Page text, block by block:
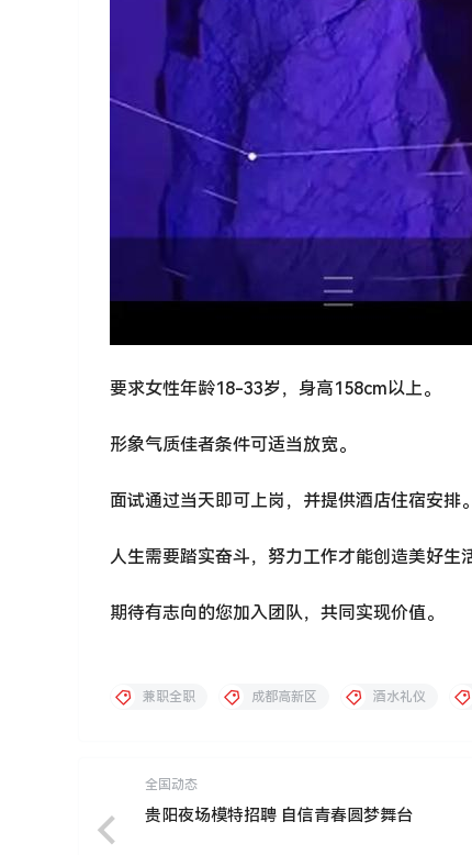
要求女性年龄18-33岁，身高158cm以上。
形象气质佳者条件可适当放宽。
面试通过当天即可上岗，并提供酒店住宿安排。
人生需要踏实奋斗，努力工作才能创造美好生
期待有志向的您加入团队，共同实现价值。
兼职全职 成都高新区 酒水礼仪
全国动态
贵阳夜场模特招聘 自信青春圆梦舞台